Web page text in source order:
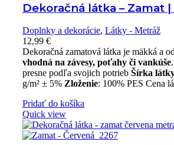
Dekoračná látka – Zamat |
Doplnky a dekorácie, Látky - Metráž
12,99 €
Dekoračná zamatová látka je mäkká a
vhodná na závesy, poťahy či vankúše
presne podľa svojich potrieb Šírka
g/m² ± 5% Zloženie: 100% PES Cena
Pridať do košíka
Quick view